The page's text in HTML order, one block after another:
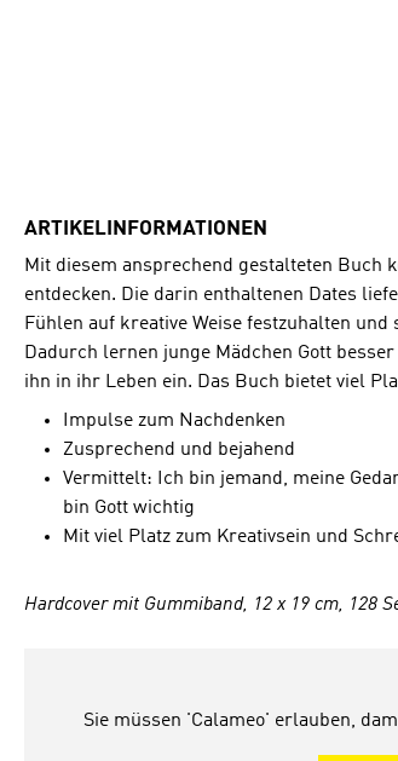
ARTIKELINFORMATIONEN
Mit diesem ansprechend gestalteten Buch
entdecken. Die darin enthaltenen Dates
Fühlen auf kreative Weise festzuhalten und
Dadurch lernen junge Mädchen Gott
ihn in ihr Leben ein. Das Buch bietet viel
Impulse zum Nachdenken
Zusprechend und bejahend
Vermittelt: Ich bin jemand, meine
bin Gott wichtig
Mit viel Platz zum Kreativsein und
Hardcover mit Gummiband, 12 x 19 cm, 128
Sie müssen 'Calameo' erlauben,